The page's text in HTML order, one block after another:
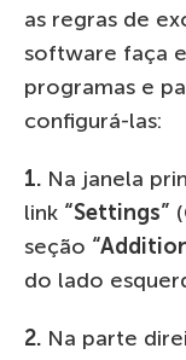
as regras de
software faça
programas e
configurá-las:
1. Na janela
link “Settings”
seção “
do lado
2. Na parte